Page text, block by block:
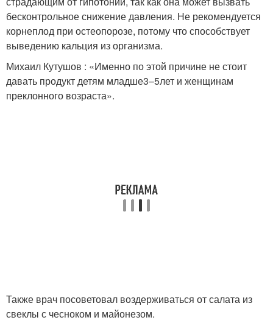
бесконтрольное снижение давления. Не рекомендуется
корнеплод при остеопорозе, потому что способствует
выведению кальция из организма.
Михаил Кутушов : «Именно по этой причине не стоит
давать продукт детям младше3–5лет и женщинам
преклонного возраста».
Также врач посоветовал воздерживаться от салата из
свеклы с чесноком и майонезом.